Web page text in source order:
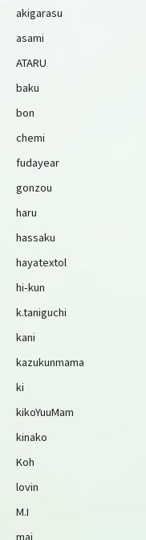
akigarasu
asami
ATARU
baku
bon
chemi
fudayear
gonzou
haru
hassaku
hayatextol
hi-kun
k.taniguchi
kani
kazukunmama
ki
kikoYuuMam
kinako
Koh
lovin
M.I
mai